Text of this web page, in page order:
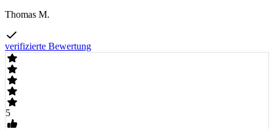
Thomas M.
verifizierte Bewertung
5